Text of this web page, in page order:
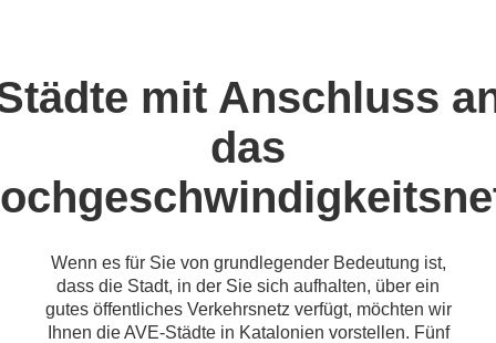
mit Anschluss
das
Wenn es für Sie von grundlegender Bedeutung ist,
dass die Stadt, in der Sie sich aufhalten, über ein
gutes öffentliches Verkehrsnetz verfügt, möchten wir
Ihnen die AVE-Städte in Katalonien vorstellen. Fünf